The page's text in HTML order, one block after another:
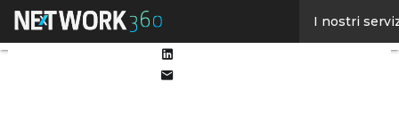
I nostri